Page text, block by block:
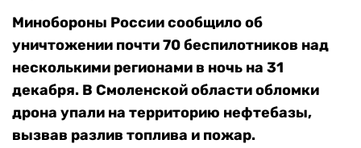
Минобороны России сообщило об
уничтожении почти 70 беспилотников над
несколькими регионами в ночь на 31
декабря. В Смоленской области обломки
дрона упали на территорию нефтебазы,
вызвав разлив топлива и пожар.